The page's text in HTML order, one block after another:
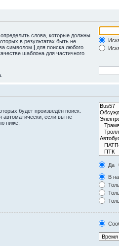
определить слова, которые должны
в результатах быть не
символом | для поиска любого
шаблона для частичного
будет произведён поиск.
автоматически, если вы не
ниже.
Да
В